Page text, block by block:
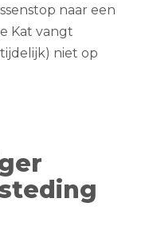
naar een
Kat vangt
niet op